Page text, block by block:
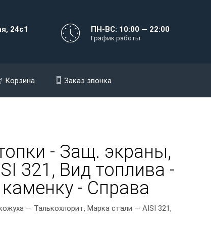
24с1 ПН-ВС: 10:00 — 22:00
График работы
Корзина Заказ звонка
- Защ. экраны,
321, Вид топлива -
- Справа
— Талькохлорит, Марка стали — AISI 321,